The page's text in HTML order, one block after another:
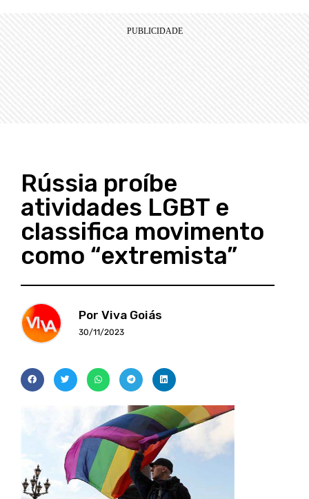
Rússia proíbe
atividades LGBT e
classifica movimento
como “extremista”
Por Viva Goiás
30/11/2023